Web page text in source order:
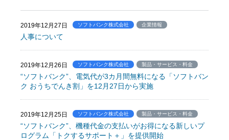
2019年12月27日 ソフトバンク株式会社 企業情報
人事について
2019年12月26日 ソフトバンク株式会社 製品・サービス・料金
“ソフトバンク”、電気代が3カ月間無料になる「ソフトバン
ク おうちでんき割」を12月27日から実施
2019年12月25日 ソフトバンク株式会社 製品・サービス・料金
“ソフトバンク”、機種代金の支払いがお得になる新しいプ
ログラム「トクするサポート＋」を提供開始